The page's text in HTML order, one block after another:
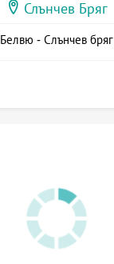
Слънчев Бряг
Белвю - Слънчев бряг